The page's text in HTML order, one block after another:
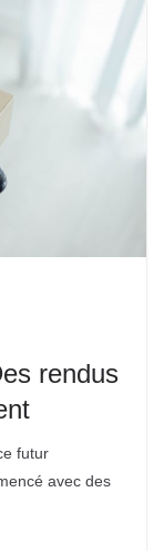
rendus
futur
avec des